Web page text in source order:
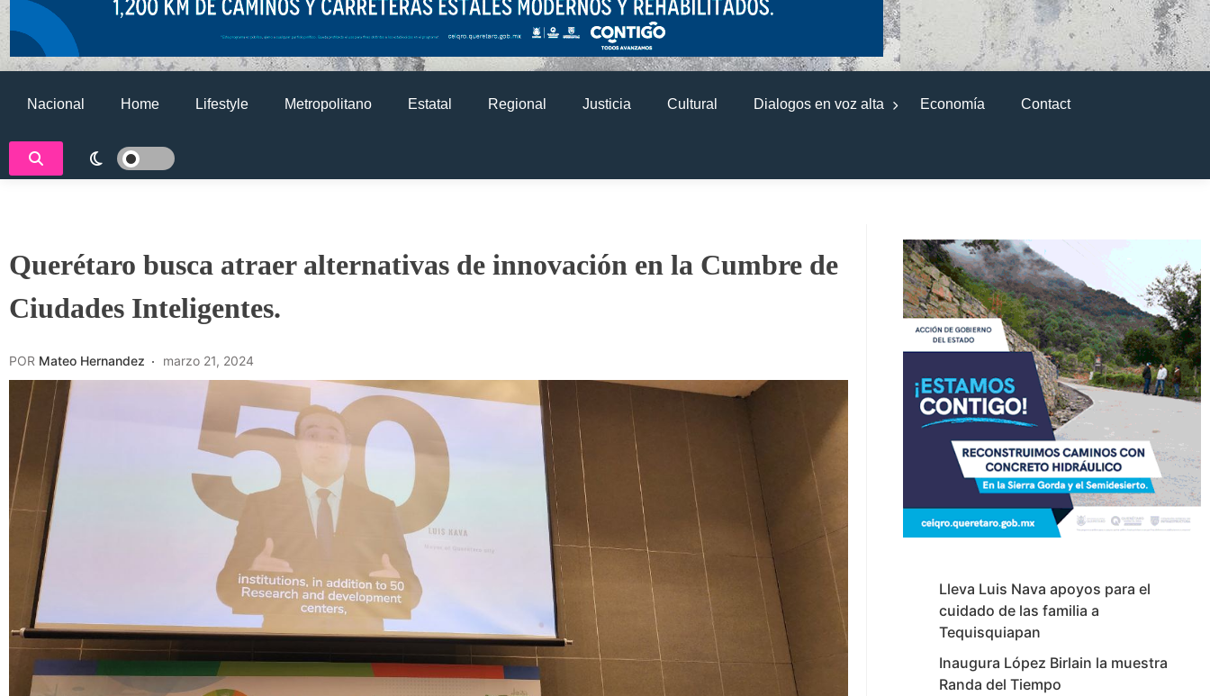
Nacional Home Lifestyle Metropolitano Estatal Regional Justicia Cultural Dialogos en voz alta Economía Contact
Querétaro busca atraer alternativas de innovación en la Cumbre de
Ciudades Inteligentes.
POR Mateo Hernandez marzo 21, 2024
Lleva Luis Nava apoyos para el
cuidado de las familia a
Tequisquiapan
Inaugura López Birlain la muestra
Randa del Tiempo